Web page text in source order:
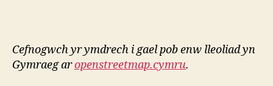
Cefnogwch yr ymdrech i gael pob enw lleoliad yn
Gymraeg aropenstreetmap.cymru.